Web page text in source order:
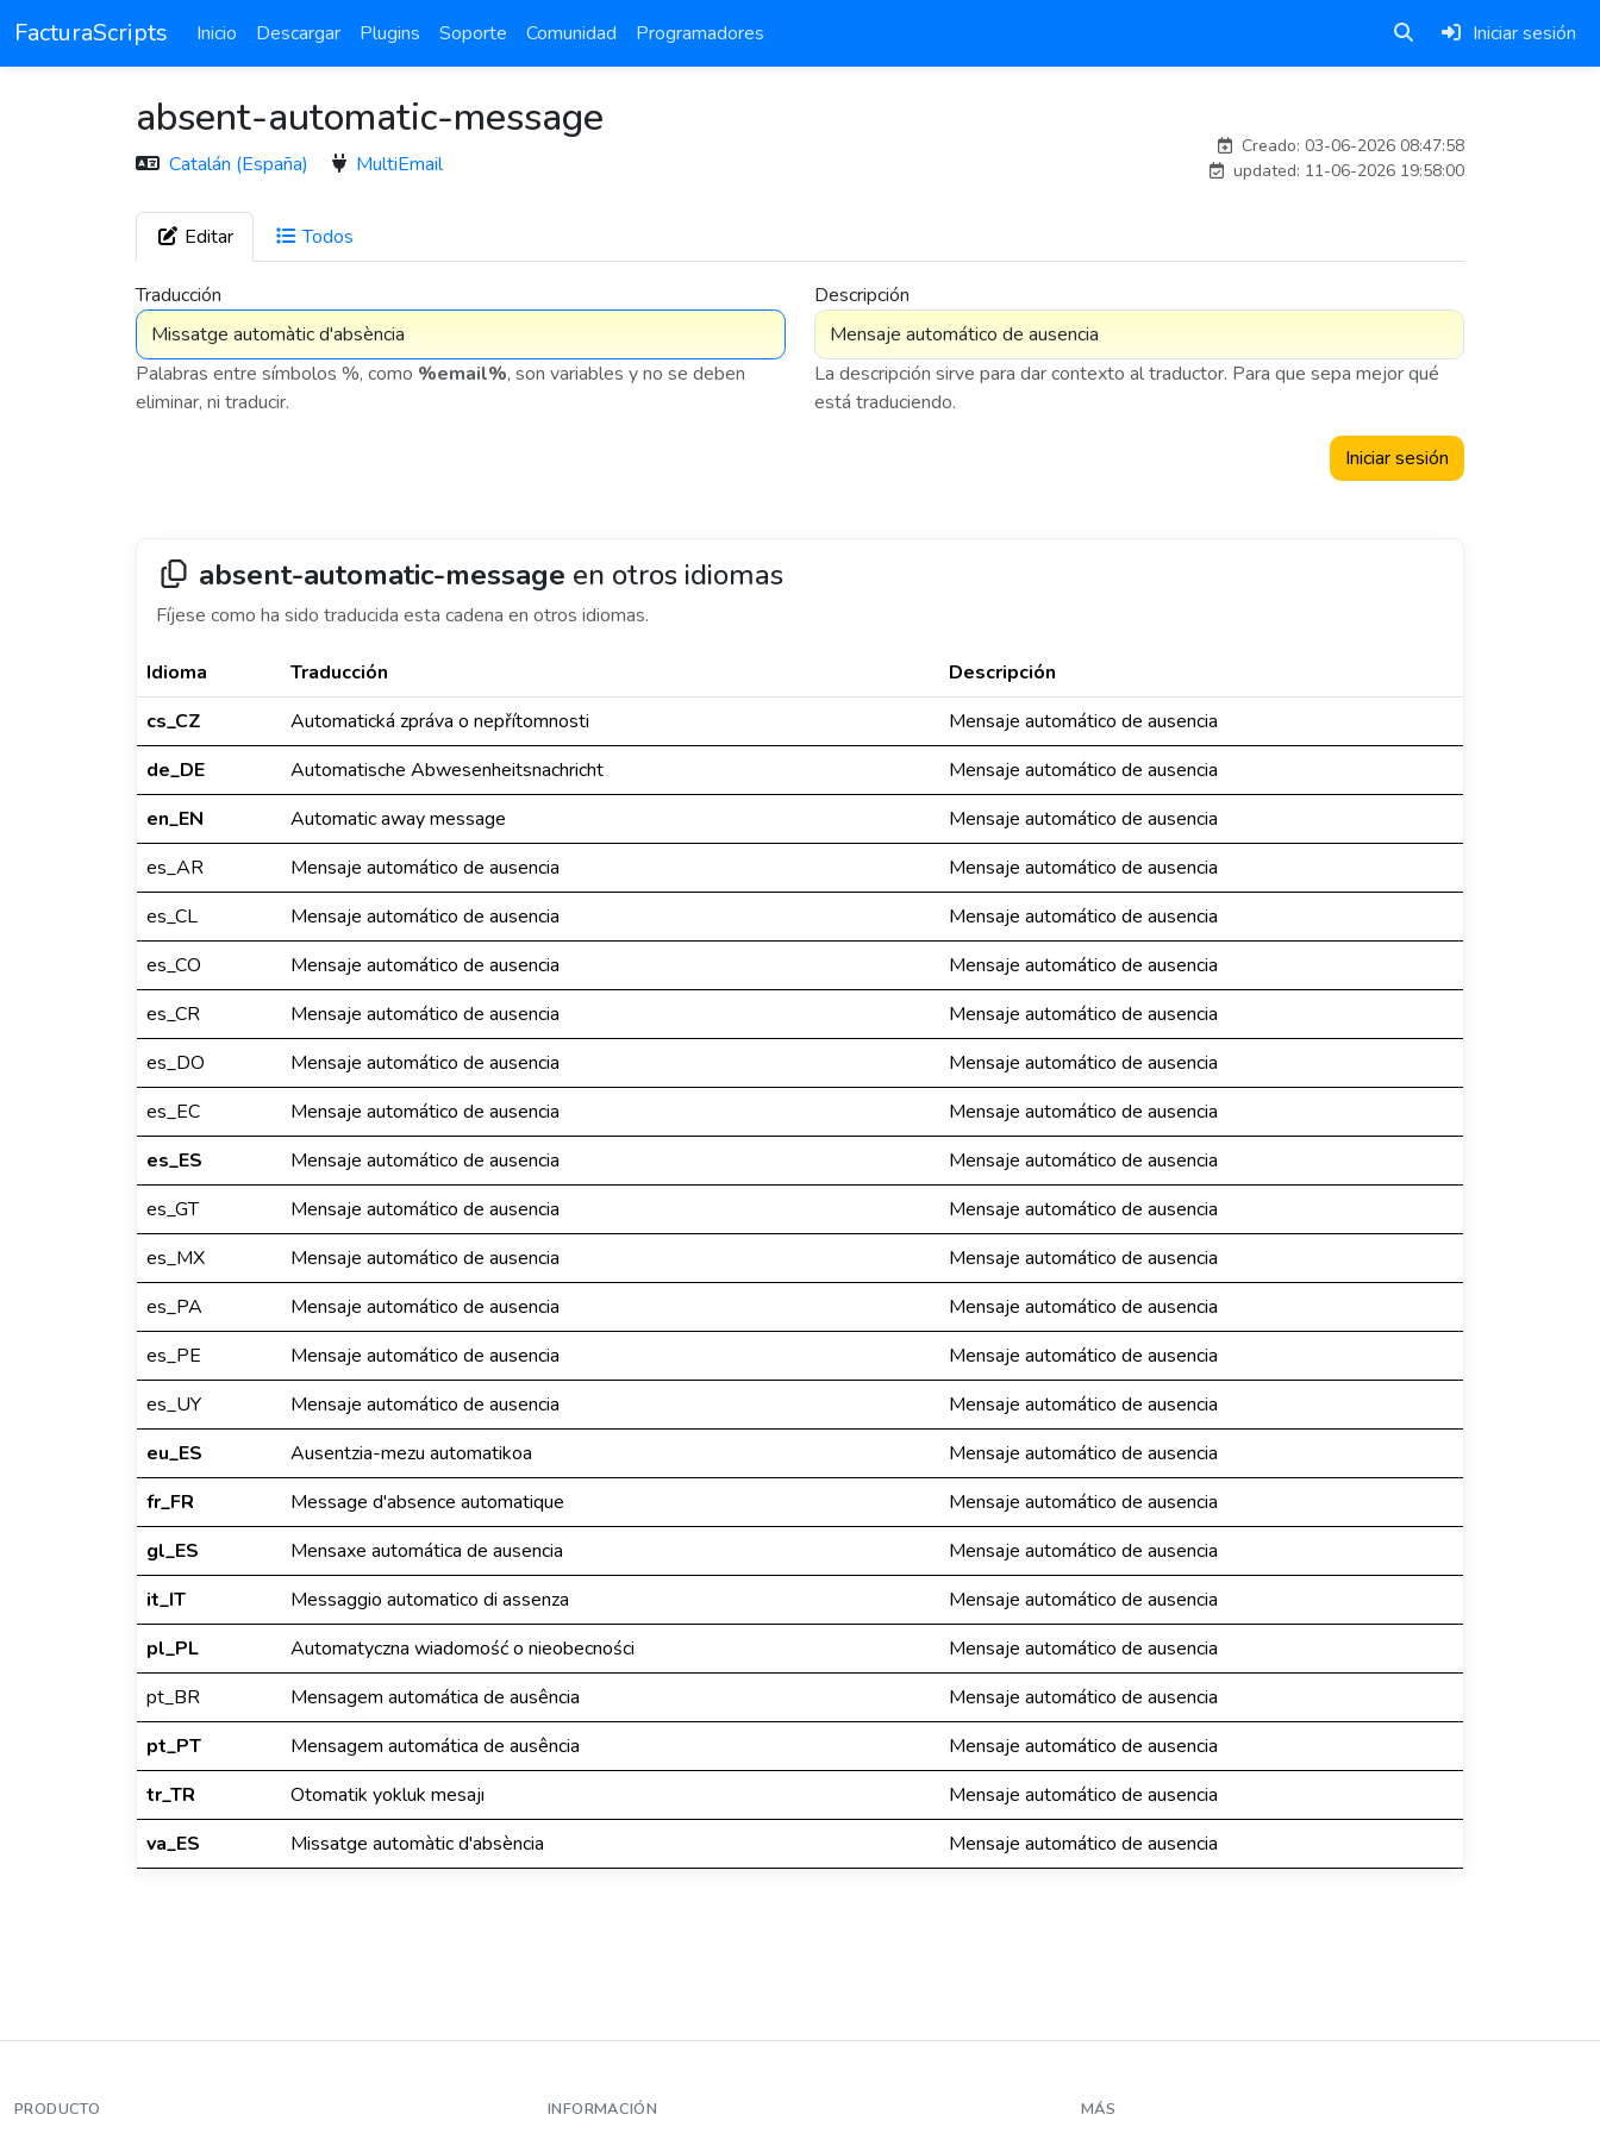
FacturaScripts Inicio Descargar Plugins Soporte Comunidad Programadores Iniciar sesión
absent-automatic-message
Catalán (España) MultiEmail
Creado: 03-06-2026 08:47:58
updated: 11-06-2026 19:58:00
Editar Todos
Traducción
Palabras entre símbolos %, como %email%, son variables y no se deben
eliminar, ni traducir.
Descripción
La descripción sirve para dar contexto al traductor. Para que sepa mejor qué
está traduciendo.
Iniciar sesión
absent-automatic-message en otros idiomas
Fíjese como ha sido traducida esta cadena en otros idiomas.
Idioma Traducción
Descripción
cs_CZ
Automatická zpráva o nepřítomnosti
Mensaje automático de ausencia
de_DE
Automatische Abwesenheitsnachricht
Mensaje automático de ausencia
en_EN
Automatic away message
Mensaje automático de ausencia
es_AR
Mensaje automático de ausencia
Mensaje automático de ausencia
es_CL
Mensaje automático de ausencia
Mensaje automático de ausencia
es_CO
Mensaje automático de ausencia
Mensaje automático de ausencia
es_CR
Mensaje automático de ausencia
Mensaje automático de ausencia
es_DO
Mensaje automático de ausencia
Mensaje automático de ausencia
es_EC
Mensaje automático de ausencia
Mensaje automático de ausencia
es_ES
Mensaje automático de ausencia
Mensaje automático de ausencia
es_GT
Mensaje automático de ausencia
Mensaje automático de ausencia
es_MX
Mensaje automático de ausencia
Mensaje automático de ausencia
es_PA
Mensaje automático de ausencia
Mensaje automático de ausencia
es_PE
Mensaje automático de ausencia
Mensaje automático de ausencia
es_UY
Mensaje automático de ausencia
Mensaje automático de ausencia
eu_ES
Ausentzia-mezu automatikoa
Mensaje automático de ausencia
fr_FR
Message d'absence automatique
Mensaje automático de ausencia
gl_ES
Mensaxe automática de ausencia
Mensaje automático de ausencia
it_IT
Messaggio automatico di assenza
Mensaje automático de ausencia
pl_PL
Automatyczna wiadomość o nieobecności
Mensaje automático de ausencia
pt_BR
Mensagem automática de ausência
Mensaje automático de ausencia
pt_PT
Mensagem automática de ausência
Mensaje automático de ausencia
tr_TR
Otomatik yokluk mesajı
Mensaje automático de ausencia
va_ES
Missatge automàtic d'absència Mensaje automático de ausencia
PRODUCTO INFORMACIÓN MÁS